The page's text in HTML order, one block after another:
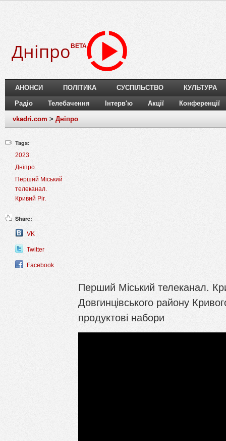
Дніпро BETA
АНОНСИ ПОЛІТИКА СУСПІЛЬСТВО КУЛЬТУРА
Радіо Телебачення Інтерв'ю Акції Конференції
vkadri.com > Дніпро
Tags:
2023
Дніпро
Перший Міський
телеканал.
Кривий Ріг.
Share:
VK
Twitter
Facebook
Перший Міський телеканал.
Довгинцівського району
продуктові набори